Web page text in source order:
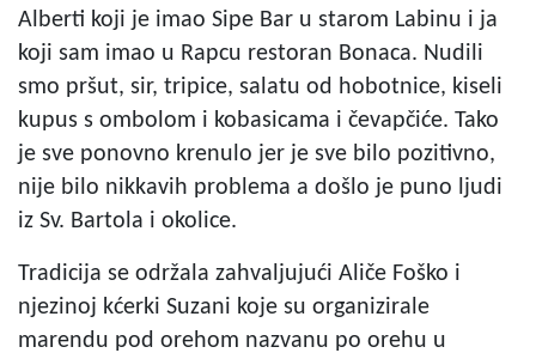
Alberti koji je imao Sipe Bar u starom Labinu i ja
koji sam imao u Rapcu restoran Bonaca. Nudili
smo pršut, sir, tripice, salatu od hobotnice, kiseli
kupus s ombolom i kobasicama i čevapčiće. Tako
je sve ponovno krenulo jer je sve bilo pozitivno,
nije bilo nikkavih problema a došlo je puno ljudi
iz Sv. Bartola i okolice.
Tradicija se održala zahvaljujući Aliče Foško i
njezinoj kćerki Suzani koje su organizirale
marendu pod orehom nazvanu po orehu u